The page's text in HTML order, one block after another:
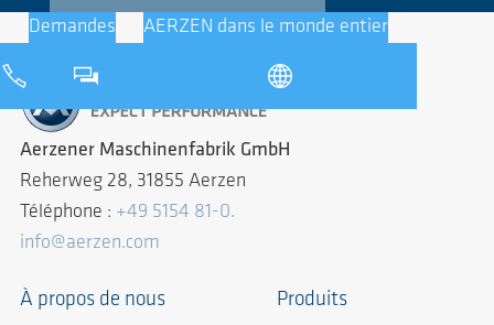
Demandes AERZEN dans le monde entier
Aerzener Maschinenfabrik GmbH
Reherweg 28, 31855 Aerzen
Téléphone : +49 5154 81-0.
info@aerzen.com
À propos de nous Produits